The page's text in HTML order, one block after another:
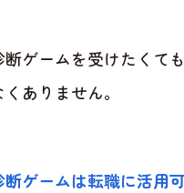
断ゲームを受けたくて
ありません。
ゲームは転職に活用